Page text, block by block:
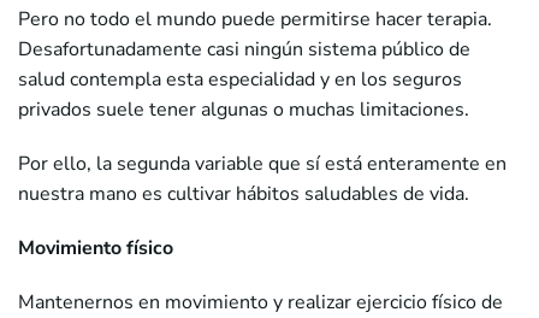
Pero no todo el mundo puede permitirse hacer terapia.
Desafortunadamente casi ningún sistema público de
salud contempla esta especialidad y en los seguros
privados suele tener algunas o muchas limitaciones.
Por ello, la segunda variable que sí está enteramente en
nuestra mano es cultivar hábitos saludables de vida.
Movimiento físico
Mantenernos en movimiento y realizar ejercicio físico de